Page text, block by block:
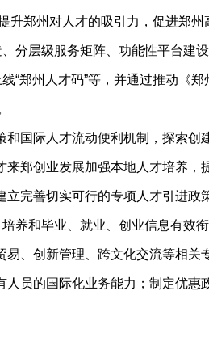
升郑州对人才的吸引力，促进郑
分层级服务矩阵、功能性平台建
“郑州人才码”等，并通过推动《
际人才流动便利机制，探索创
郑创业发展加强本地人才培养
完善切实可行的专项人才引进
养和毕业、就业、创业信息有效衔
创新管理、跨文化交流等相关
员的国际化业务能力；制定优